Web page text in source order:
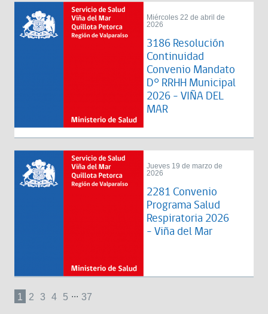
Miércoles 22 de abril de
2026
3186 Resolución
Continuidad
Convenio Mandato
D° RRHH Municipal
2026 - VIÑA DEL
MAR
Jueves 19 de marzo de
2026
2281 Convenio
Programa Salud
Respiratoria 2026
- Viña del Mar
1 2 3 4 5 ... 37